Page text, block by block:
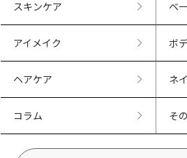
スキンケア ベ
アイメイク ボ
ヘアケア ネ
コラム そ